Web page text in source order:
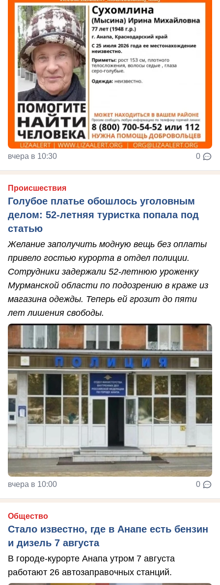
вчера в 10:30 0
Происшествия
Голубое платье обошлось уголовным
делом: 52-летняя туристка попала под
статью
Желание заполучить модную вещь без оплаты
привело гостью курорта в отдел полиции.
Сотрудники задержали 52-летнюю уроженку
Мурманской области по подозрению в краже из
магазина одежды. Теперь ей грозит до пяти
лет лишения свободы.
вчера в 10:00 0
Общество
Стало известно, где в Анапе есть бензин
и дизель 7 августа
В городе-курорте Анапа утром 7 августа
работают 26 автозаправочных станций.